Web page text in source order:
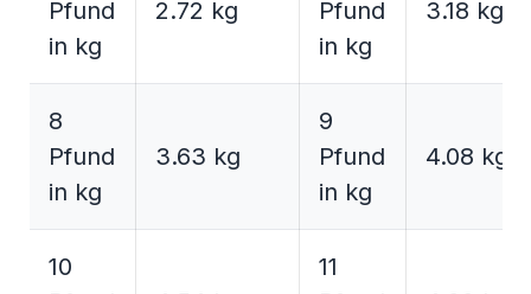
Pfund
in kg
2.72 kg
Pfund
in kg
3.18 kg
8
Pfund
in kg
3.63 kg
9
Pfund
in kg
4.08 kg
10
11